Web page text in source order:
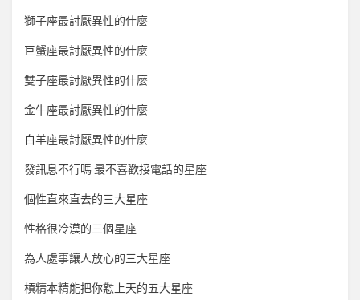
獅子座最討厭異性的什麼
巨蟹座最討厭異性的什麼
雙子座最討厭異性的什麼
金牛座最討厭異性的什麼
白羊座最討厭異性的什麼
發訊息不行嗎 最不喜歡接電話的星座
個性直來直去的三大星座
性格很冷漠的三個星座
為人處事讓人放心的三大星座
槓精本精能把你懟上天的五大星座